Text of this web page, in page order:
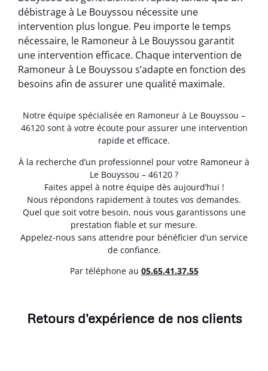
débistrage à Le Bouyssou nécessite une
intervention plus longue. Peu importe le temps
nécessaire, le Ramoneur à Le Bouyssou garantit
une intervention efficace. Chaque intervention de
Ramoneur à Le Bouyssou s’adapte en fonction des
besoins afin de assurer une qualité maximale.
Notre équipe spécialisée en Ramoneur à Le Bouyssou –
46120 sont à votre écoute pour assurer une intervention
rapide et efficace.
À la recherche d’un professionnel pour votre Ramoneur à
Le Bouyssou – 46120 ?
Faites appel à notre équipe dès aujourd’hui !
Nous répondons rapidement à toutes vos demandes.
Quel que soit votre besoin, nous vous garantissons une
prestation fiable et sur mesure.
Appelez-nous sans attendre pour bénéficier d’un service
de confiance.
Par téléphone au 05.65.41.37.55
Retours d'expérience de nos clients